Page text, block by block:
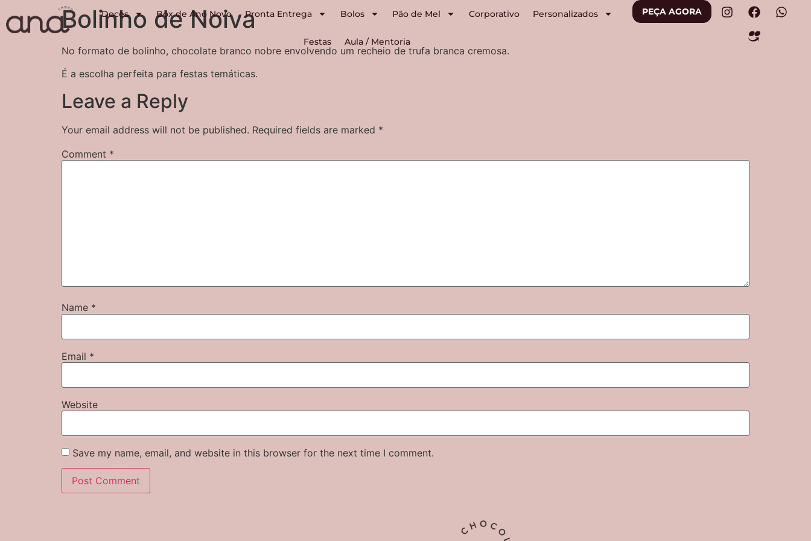
Doces Box de Ano Novo Pronta Entrega Bolos Pão de Mel Corporativo Personalizados
Festas Aula / Mentoria
PEÇA AGORA
Bolinho de Noiva
No formato de bolinho, chocolate branco nobre envolvendo um recheio de trufa branca cremosa.
É a escolha perfeita para festas temáticas.
Leave a Reply
Your email address will not be published. Required fields are marked *
Comment *
Name *
Email *
Website
Save my name, email, and website in this browser for the next time I comment.